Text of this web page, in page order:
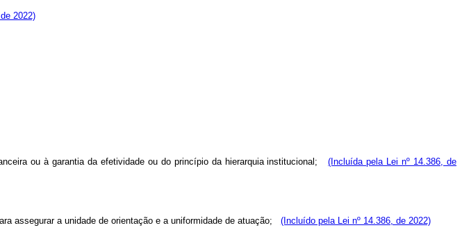
2022)
ou à garantia da efetividade ou do princípio da hierarquia institucional;(Incluída pela Lei nº 14.386, de
assegurar a unidade de orientação e a uniformidade de atuação; (Incluído pela Lei nº 14.386, de 2022)